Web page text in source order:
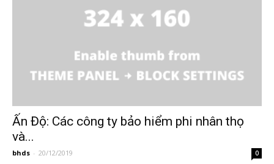
Ấn Độ: Các công ty bảo hiểm phi nhân thọ
và...
bhds - 20/12/2019 0